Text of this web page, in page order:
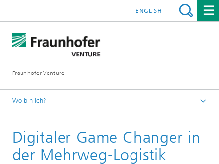
Fraunhofer Venture
ENGLISH
Wo bin ich?
News
Digitaler Game Changer in
der Mehrweg-Logistik